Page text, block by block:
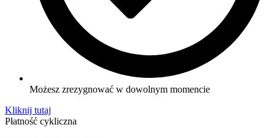
Możesz zrezygnować w dowolnym momencie
Kliknij tutaj
Płatność cykliczna